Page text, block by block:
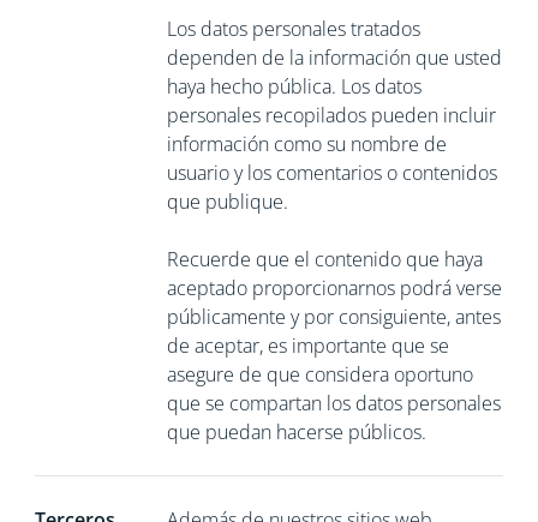
Los datos personales tratados
dependen de la información que usted
haya hecho pública. Los datos
personales recopilados pueden incluir
información como su nombre de
usuario y los comentarios o contenidos
que publique.
Recuerde que el contenido que haya
aceptado proporcionarnos podrá verse
públicamente y por consiguiente, antes
de aceptar, es importante que se
asegure de que considera oportuno
que se compartan los datos personales
que puedan hacerse públicos.